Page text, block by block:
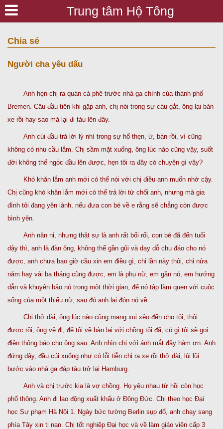
Trung tâm Hộ Tông
Chia sẻ
Người cha yêu dấu
Anh hẹn chị ra quán cà phê trước nhà ga chính của thành phố
Bremen. Câu đầu tiên khi gặp anh, chị nói trong sự cáu gắt, ông lại bán
xe rồi hay sao mà lại đi tàu lên đây.
Anh cúi đầu trả lời lý nhí trong sự hổ thẹn, ừ, bán rồi, vì cũng
không có nhu cầu lắm. Chị sầm mặt xuống, ông lúc nào cũng vậy, suốt
đời không thể ngóc đầu lên được, hẹn tôi ra đây có chuyện gì vậy?
Khó khăn lắm anh mới có thể nói với chị điều anh muốn nhờ cậy.
Chị cũng khó khăn lắm mới có thể trả lời từ chối anh, nhưng mà gia
đình tôi đang yên lành, nếu đưa con bé về e rằng sẽ chẳng còn được
bình yên.
Anh năn nỉ, nhưng thật sự là anh rất bối rối, con bé đã đến tuổi
dậy thì, anh là đàn ông, không thể gần gũi và dạy dỗ chu đáo cho nó
được, anh chưa bao giờ cầu xin em điều gì, chỉ lần này thôi, chỉ nửa
năm hay vài ba tháng cũng được, em là phụ nữ, em gần nó, em hướng
dẫn và khuyên bảo nó trong một thời gian, để nó tập làm quen với cuộc
sống của một thiếu nữ, sau đó anh lại đón nó về.
Chị thở dài, ông lúc nào cũng mang xui xẻo đến cho tôi, thôi
được rồi, ông về đi, để tôi về bàn lại với chồng tôi đã, có gì tôi sẽ gọi
điện thông báo cho ông sau. Anh nhìn chị với ánh mắt đầy hàm ơn. Anh
đứng dậy, đầu cúi xuống như có lỗi tiễn chị ra xe rồi thở dài, lùi lũi
bước vào nhà ga đáp tàu trở lại Hamburg.
Anh và chị trước kia là vợ chồng. Họ yêu nhau từ hồi còn học
phổ thông. Anh đi lao động xuất khẩu ở Đông Đức. Chị theo học Đại
học Sư phạm Hà Nội 1. Ngày bức tường Berlin sụp đổ, anh chạy sang
phía Tây xin tị nạn. Chị tốt nghiệp Đại học và về làm giáo viên cấp 3